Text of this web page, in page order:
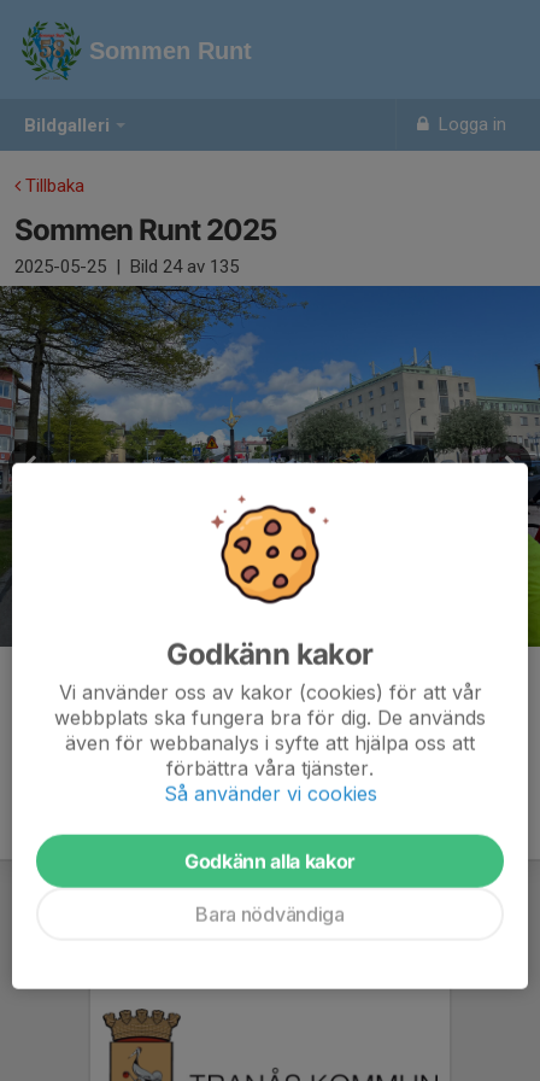
Bildgalleri Logga in
Sommen Runt
Tillbaka
Sommen Runt 2025
2025-05-25 | Bild 24av 135
Kommentarer
Godkänn kakor
Vi använder oss av kakor (cookies) för att vår
webbplats ska fungera bra för dig. De används
även för webbanalys i syfte att hjälpa oss att
förbättra våra tjänster.
Så använder vi cookies
Godkänn alla kakor
Bara nödvändiga